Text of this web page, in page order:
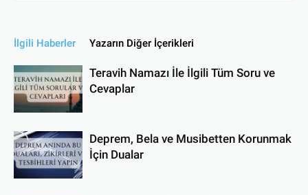
İlgili Haberler Yazarın Diğer İçerikleri
Teravih Namazı İle İlgili Tüm Soru ve
Cevaplar
Deprem, Bela ve Musibetten Korunmak
İçin Dualar